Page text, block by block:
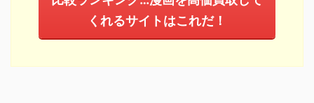
くれるサイトはこれだ！